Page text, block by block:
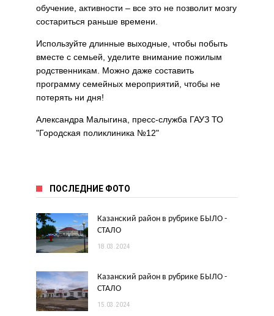
обучение, активности – все это не позволит мозгу
состариться раньше времени.
Используйте длинные выходные, чтобы побыть
вместе с семьей, уделите внимание пожилым
родственникам. Можно даже составить
программу семейных мероприятий, чтобы не
потерять ни дня!
Александра Малыгина, пресс-служба ГАУЗ ТО
"Городская поликлиника №12"
ПОСЛЕДНИЕ ФОТО
Казанский район в рубрике БЫЛО -
СТАЛО
18.03.2024
Казанский район в рубрике БЫЛО -
СТАЛО
15.03.2024